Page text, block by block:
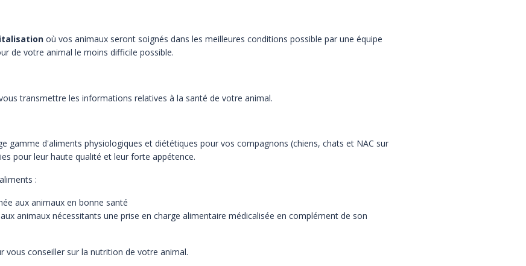
où vos animaux seront soignés dans les meilleures conditions possible par une équipe
de votre animal le moins difficile possible.
transmettre les informations relatives à la santé de votre animal.
gamme d'aliments physiologiques et diététiques pour vos compagnons (chiens, chats et NAC sur
pour leur haute qualité et leur forte appétence.
:
aux animaux en bonne santé
animaux nécessitants une prise en charge alimentaire médicalisée en complément de son
conseiller sur la nutrition de votre animal.